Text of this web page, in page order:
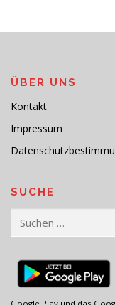
ÜBER UNS
Kontakt
Impressum
SUCHE